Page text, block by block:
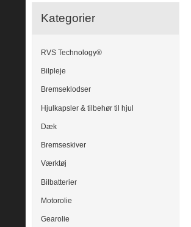
Kategorier
RVS Technology®
Bilpleje
Bremseklodser
Hjulkapsler & tilbehør til hjul
Dæk
Bremseskiver
Værktøj
Bilbatterier
Motorolie
Gearolie